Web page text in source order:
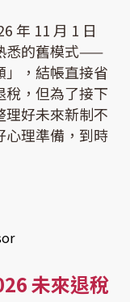
年 11 月 1 日
悉的舊模式——
」，結帳直接省
稅，但為了接下
理好未來新制不
心理準備，到時
未來退稅